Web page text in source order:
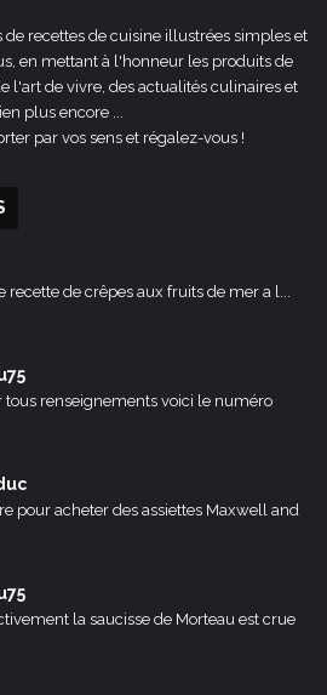
de recettes de cuisine illustrées simples et
en mettant à l'honneur les produits de
l'art de vivre, des actualités culinaires et
plus encore ...
par vos sens et régalez-vous !
recette de crêpes aux fruits de mer a l...
tous renseignements voici le numéro
pour acheter des assiettes Maxwell and
la saucisse de Morteau est crue